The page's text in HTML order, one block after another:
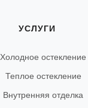
УСЛУГИ
Холодное остекление
Теплое остекление
Внутренняя отделка